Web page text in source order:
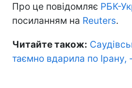
Про це повідомляє РБК-
посиланням на Reuters.
Читайте також:
таємно вдарила по Ірану,